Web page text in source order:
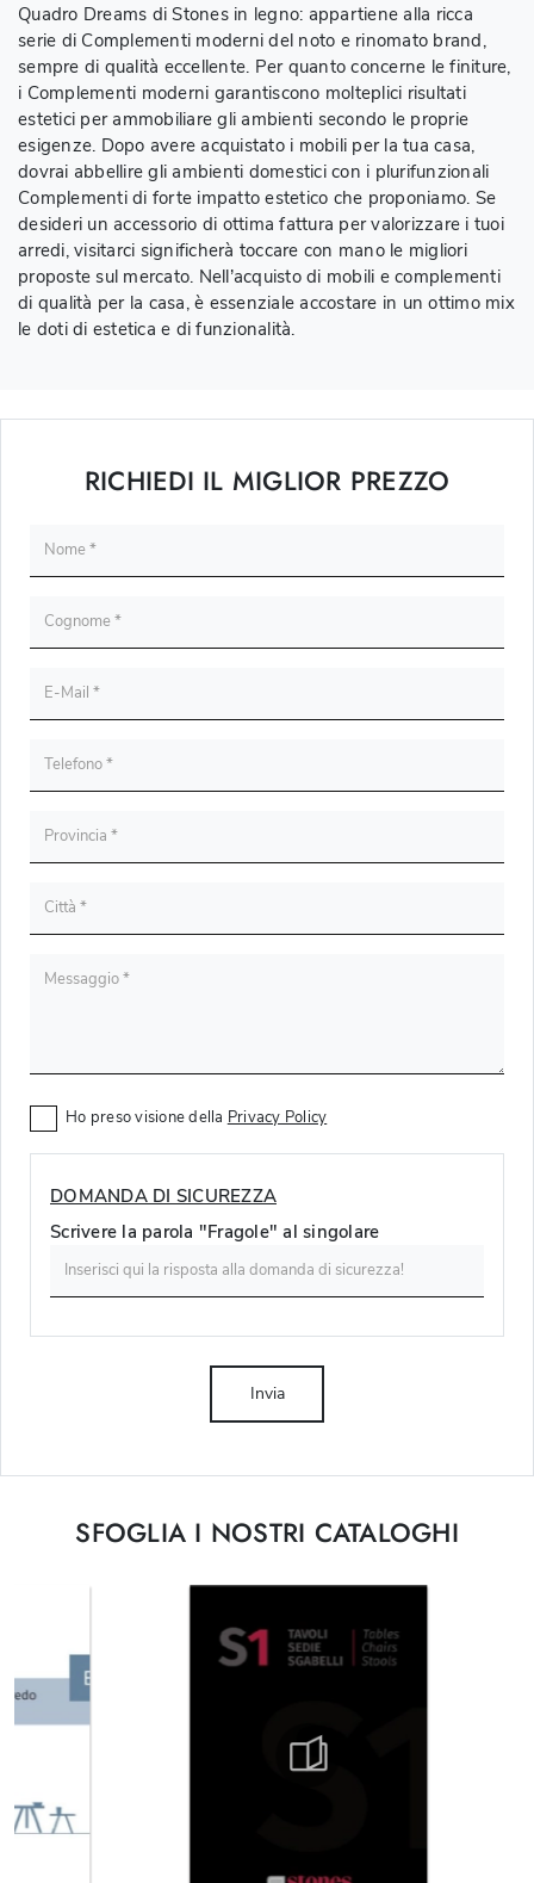
Quadro Dreams di Stones in legno: appartiene alla ricca
serie di Complementi moderni del noto e rinomato brand,
sempre di qualità eccellente. Per quanto concerne le finiture,
i Complementi moderni garantiscono molteplici risultati
estetici per ammobiliare gli ambienti secondo le proprie
esigenze. Dopo avere acquistato i mobili per la tua casa,
dovrai abbellire gli ambienti domestici con i plurifunzionali
Complementi di forte impatto estetico che proponiamo. Se
desideri un accessorio di ottima fattura per valorizzare i tuoi
arredi, visitarci significherà toccare con mano le migliori
proposte sul mercato. Nell’acquisto di mobili e complementi
di qualità per la casa, è essenziale accostare in un ottimo mix
le doti di estetica e di funzionalità.
SFOGLIA I NOSTRI CATALOGHI
RICHIEDI IL MIGLIOR PREZZO
Ho preso visione della Privacy Policy
DOMANDA DI SICUREZZA
Scrivere la parola "Fragole" al singolare
Invia